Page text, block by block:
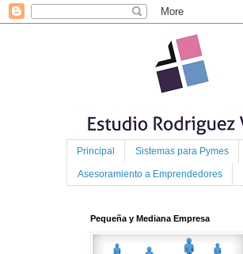
Principal Sistemas para Pymes
Asesoramiento a Emprendedores
Pequeña y Mediana Empresa